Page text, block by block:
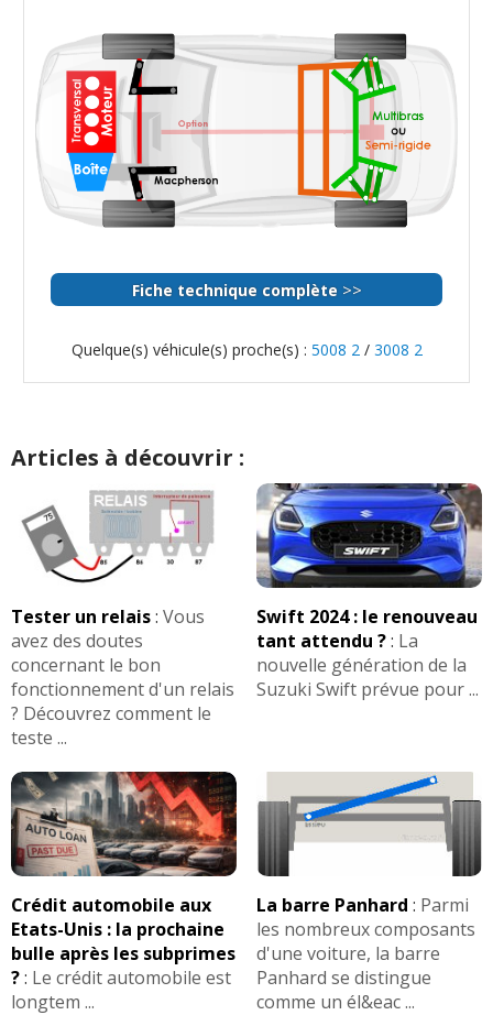
Fiche technique complète>>
Quelque(s) véhicule(s) proche(s) : 5008 2 / 3008 2
Articles à découvrir :
Tester un relais: Vous
avez des doutes
concernant le bon
fonctionnement d'un relais
? Découvrez comment le
teste ...
Swift 2024 : le renouveau
tant attendu ?: La
nouvelle génération de la
Suzuki Swift prévue pour ...
Crédit automobile aux
Etats-Unis : la prochaine
bulle après les subprimes
?: Le crédit automobile est
longtem ...
La barre Panhard : Parmi
les nombreux composants
d'une voiture, la barre
Panhard se distingue
comme un él&eac ...